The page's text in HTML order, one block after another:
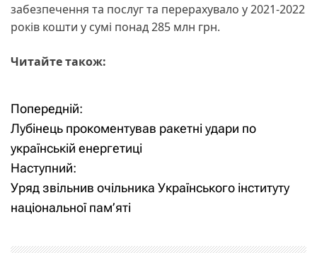
забезпечення та послуг та перерахувало у 2021-2022
років кошти у сумі понад 285 млн грн.
Читайте також:
Н
а
в
і
Попередній:
Лубінець прокоментував ракетні удари по
українській енергетиці
Наступний:
Уряд звільнив очільника Українського інституту
національної пам’яті